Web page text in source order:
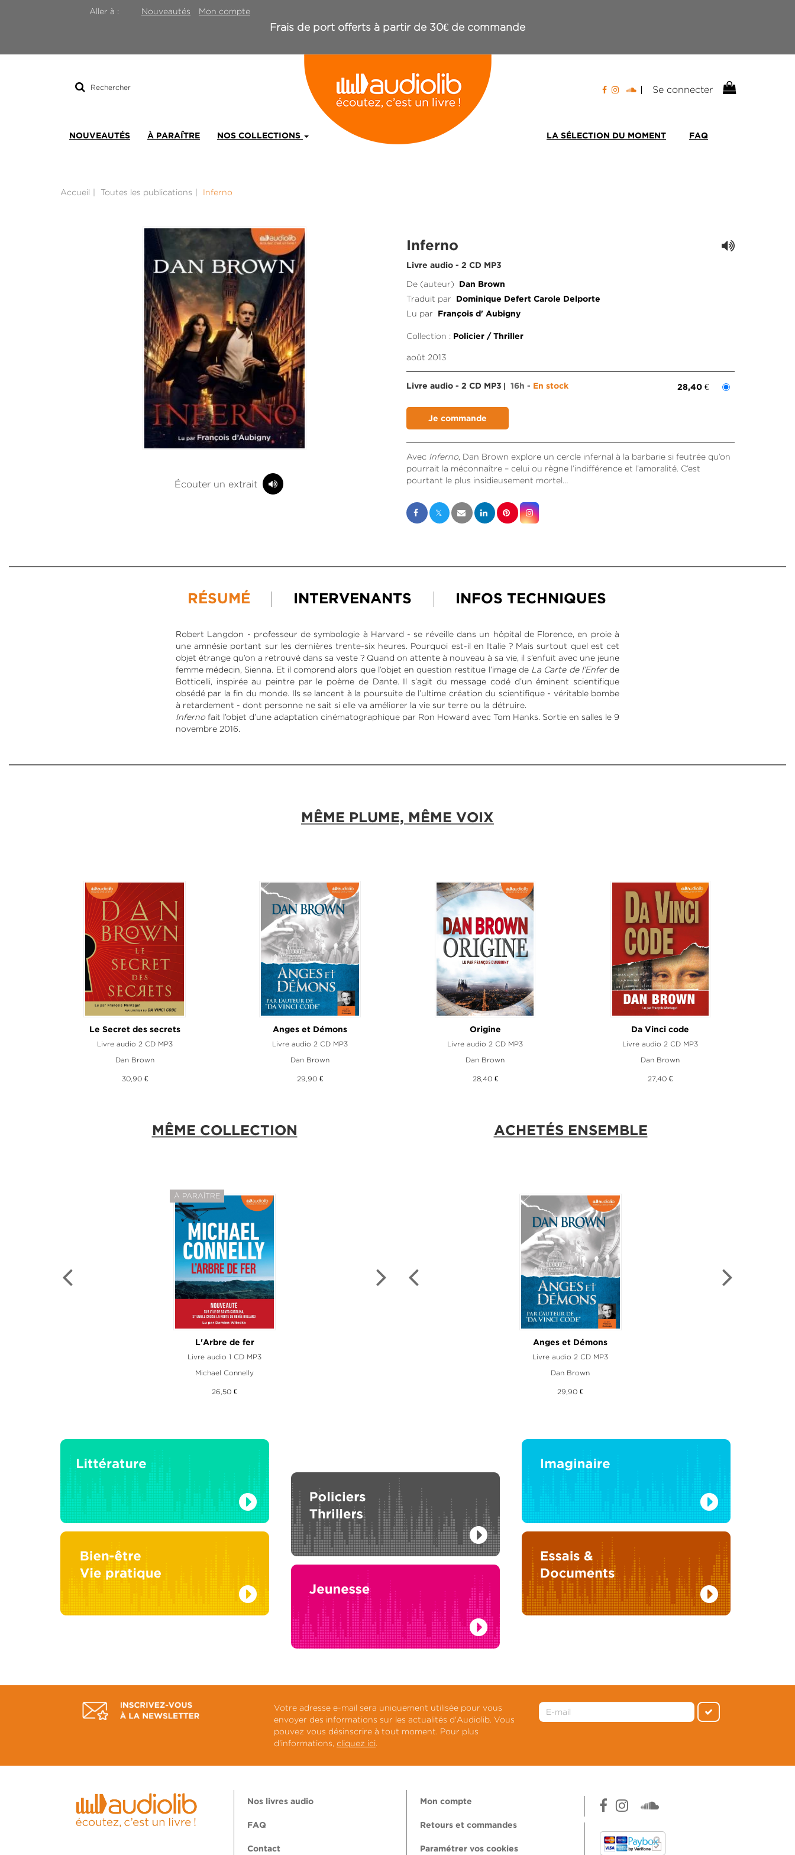
Aller à : Nouveautés Mon compte
Frais de port offerts à partir de 30€ de commande
Rechercher
Se connecter
NOUVEAUTÉS À PARAÎTRE NOS COLLECTIONS LA SÉLECTION DU MOMENT FAQ
Accueil Toutes les publications Inferno
Écouter un extrait
Inferno
Livre audio - 2 CD MP3
De (auteur) Dan Brown
Traduit par Dominique Defert Carole Delporte
Lu par François d' Aubigny
Collection : Policier / Thriller
août 2013
Livre audio - 2 CD MP3 16h En stock 28,40 €
Avec Inferno, Dan Brown explore un cercle infernal à la barbarie si feutrée qu’on
pourrait la méconnaître – celui ou règne l’indifférence et l’amoralité. C’est
pourtant le plus insidieusement mortel…
RÉSUMÉ INTERVENANTS INFOS TECHNIQUES
Robert Langdon - professeur de symbologie à Harvard - se réveille dans un hôpital de Florence, en proie à
une amnésie portant sur les dernières trente-six heures. Pourquoi est-il en Italie ? Mais surtout quel est cet
objet étrange qu’on a retrouvé dans sa veste ? Quand on attente à nouveau à sa vie, il s’enfuit avec une jeune
femme médecin, Sienna. Et il comprend alors que l’objet en question restitue l’image de La Carte de l’Enferde
Botticelli, inspirée au peintre par le poème de Dante. Il s’agit du message codé d’un éminent scientifique
obsédé par la fin du monde. Ils se lancent à la poursuite de l’ultime création du scientifique - véritable bombe
à retardement - dont personne ne sait si elle va améliorer la vie sur terre ou la détruire.
Infernofait l’objet d’une adaptation cinématographique par Ron Howard avec Tom Hanks. Sortie en salles le 9
novembre 2016.
MÊME PLUME, MÊME VOIX
Le Secret des secrets
Livre audio 2 CD MP3
Dan Brown
30,90 €
Anges et Démons
Livre audio 2 CD MP3
Dan Brown
29,90 €
Origine
Livre audio 2 CD MP3
Dan Brown
28,40 €
Da Vinci code
Livre audio 2 CD MP3
Dan Brown
27,40 €
MÊME COLLECTION
À PARAÎTRE
L'Arbre de fer
Livre audio 1 CD MP3
Michael Connelly
26,50 €
NOUVEAUTÉ
Le Vent de Norrberga
Livre audio 2 CD MP3
Camilla Grebe,Carl-David Pärson
26,50 €
ACHETÉS ENSEMBLE
Da Vinci code
Livre audio 2 CD MP3
Dan Brown
27,40 €
Anges et Démons
Livre audio 2 CD MP3
Dan Brown
29,90 €
Votre adresse e-mail sera uniquement utilisée pour vous
envoyer des informations sur les actualités d'Audiolib. Vous
pouvez vous désinscrire à tout moment. Pour plus
d'informations, cliquez ici.
Nos livres audio
FAQ
Contact
Mon compte
Retours et commandes
Paramétrer vos cookies